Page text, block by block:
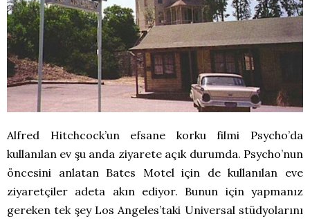
Alfred Hitchcock’un efsane korku filmi Psycho’da
kullanılan ev şu anda ziyarete açık durumda. Psycho’nun
öncesini anlatan Bates Motel için de kullanılan eve
ziyaretçiler adeta akın ediyor. Bunun için yapmanız
gereken tek şey Los Angeles’taki Universal stüdyolarını